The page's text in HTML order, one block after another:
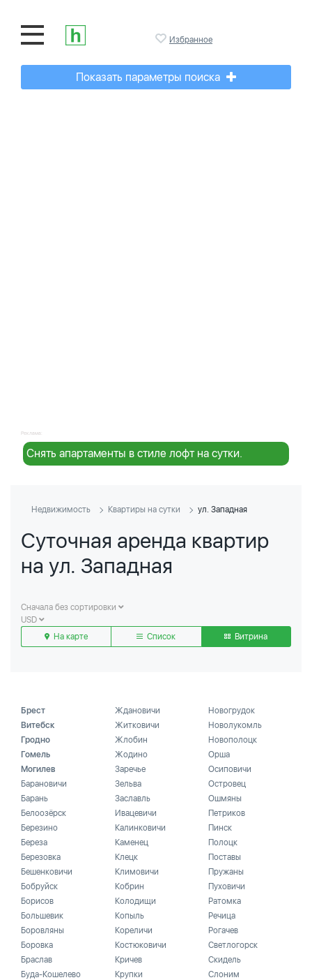
Избранное
Показать параметры поиска
Реклама:
Снять апартаменты в стиле лофт на сутки.
Недвижимость Квартиры на сутки ул. Западная
Суточная аренда квартир
на ул. Западная
Сначала без сортировки
USD
На карте
Список Витрина
Брест
Витебск
Гродно
Гомель
Могилев
Барановичи
Барань
Белоозёрск
Березино
Береза
Березовка
Бешенковичи
Бобруйск
Борисов
Большевик
Боровляны
Боровка
Браслав
Буда-Кошелево
Ждановичи
Житковичи
Жлобин
Жодино
Заречье
Зельва
Заславль
Ивацевичи
Калинковичи
Каменец
Клецк
Климовичи
Кобрин
Колодищи
Копыль
Кореличи
Костюковичи
Кричев
Крупки
Новогрудок
Новолукомль
Новополоцк
Орша
Осиповичи
Островец
Ошмяны
Петриков
Пинск
Полоцк
Поставы
Пружаны
Пуховичи
Ратомка
Речица
Рогачев
Светлогорск
Скидель
Слоним